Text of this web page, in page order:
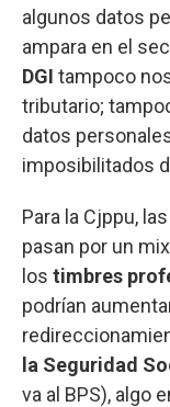
algunos datos
ampara en el
DGI tampoco
tributario;
datos
imposibilitados
Para la Cjppu,
pasan por un
los timbres
podrían
la Seguridad
va al BPS), algo